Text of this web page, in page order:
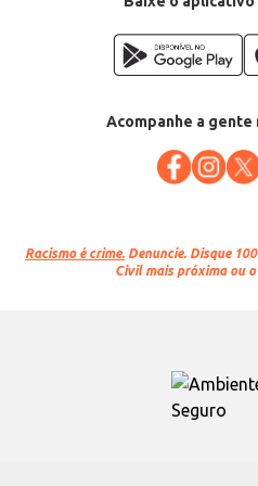
Acompanhe a gente
Racismo é crime. Denuncie. Disque
Civil mais próxima ou